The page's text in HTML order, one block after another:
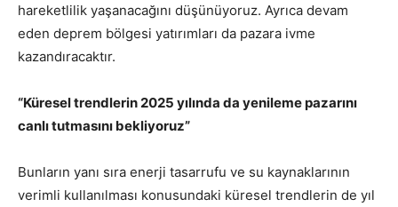
hareketlilik yaşanacağını düşünüyoruz. Ayrıca devam
eden deprem bölgesi yatırımları da pazara ivme
kazandıracaktır.
“Küresel trendlerin 2025 yılında da yenileme pazarını
canlı tutmasını bekliyoruz”
Bunların yanı sıra enerji tasarrufu ve su kaynaklarının
verimli kullanılması konusundaki küresel trendlerin de yıl